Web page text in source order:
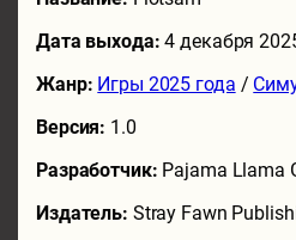
Дата выхода:4 декабря
Жанр: Игры 2025 года /
Версия: 1.0
Разработчик: Pajama Llama
Издатель: Stray Fawn